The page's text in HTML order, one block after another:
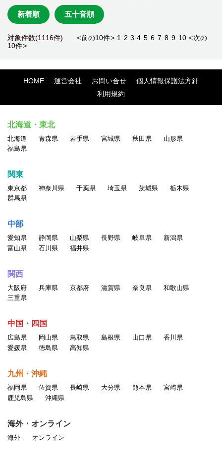
新着順 五十音順
対象件数(1116件) <前の10件> 1 2 3 4 5 6 7 8 9 10 <次の
10件>
HOME 運営会社 お問い合せ
個人情報保護法方針
利用規約
北海道・東北
北海道 青森県 岩手県 宮城県 秋田県
山形県
福島県
関東
東京都 神奈川県 千葉県 埼玉県 茨城県
栃木県
群馬県
中部
愛知県 静岡県 山梨県 長野県 岐阜県
新潟県
富山県
石川県 福井県
関西
大阪府 兵庫県 京都府 滋賀県 奈良県
和歌山県
三重県
中国・四国
広島県 岡山県 鳥取県 島根県 山口県
香川県
愛媛県
徳島県 高知県
九州・沖縄
福岡県 佐賀県 長崎県 大分県 熊本県
宮崎県
鹿児島県
沖縄県
海外・オンライン
海外 オンライン